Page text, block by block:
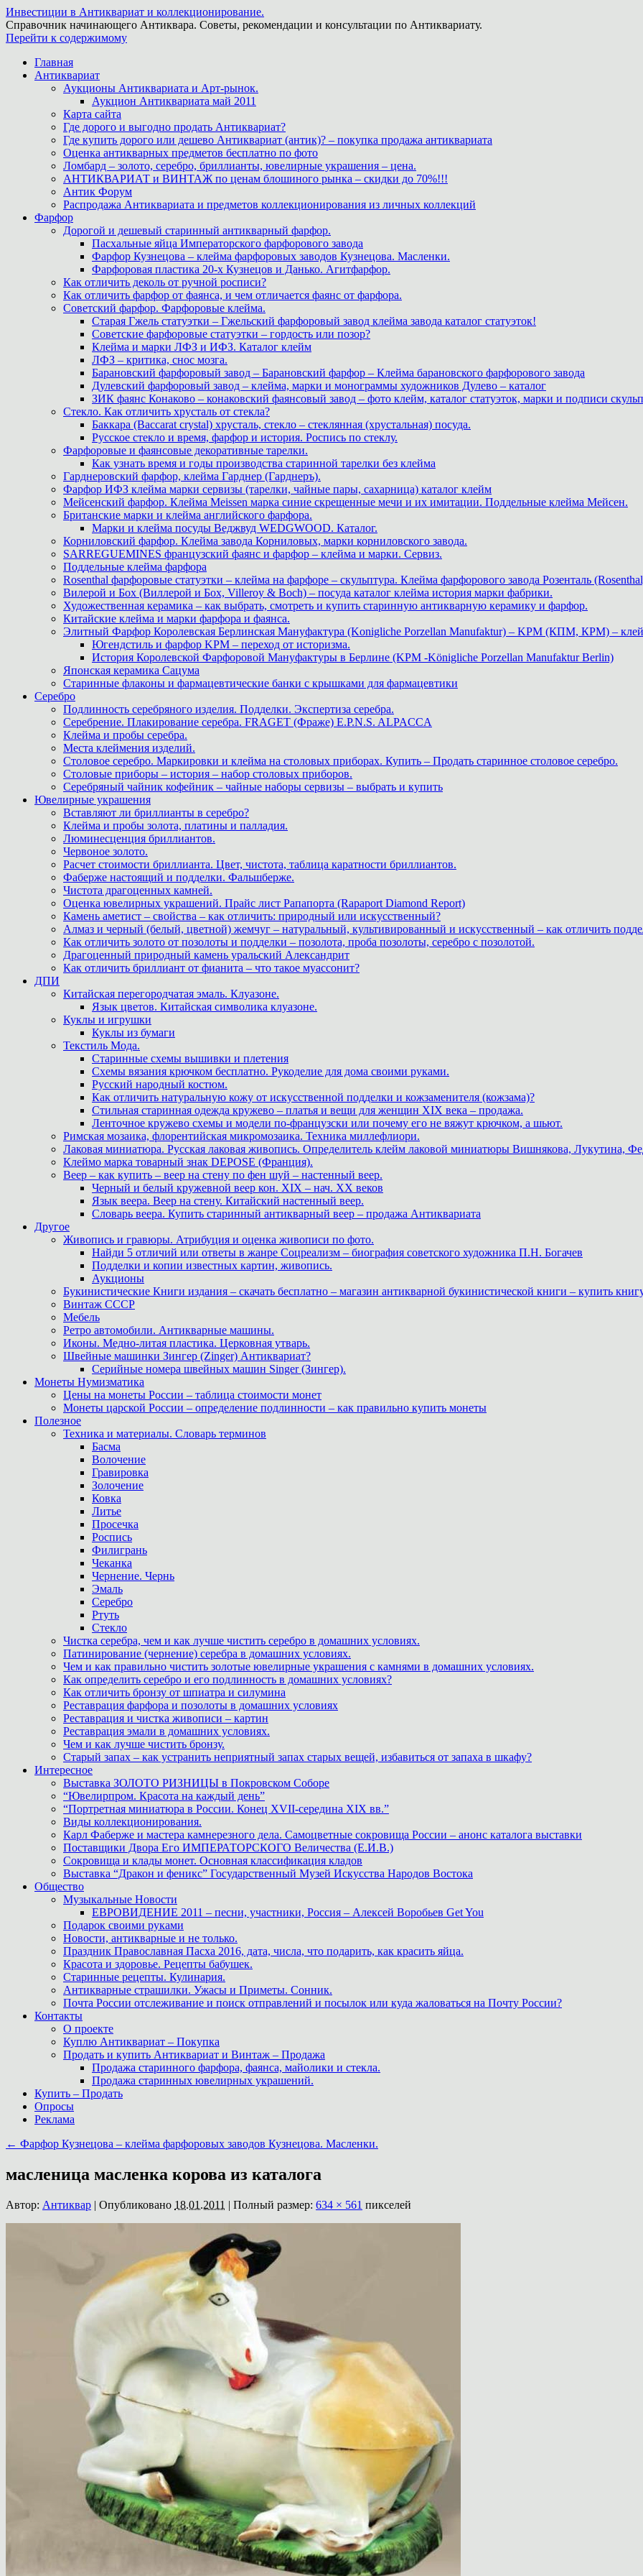
Инвестиции в Антиквариат и коллекционирование.
Справочник начинающего Антиквара. Советы, рекомендации и консультации по Антиквариату.
Перейти к содержимому
Главная
Антиквариат
Аукционы Антиквариата и Арт-рынок.
Аукцион Антиквариата май 2011
Карта сайта
Где дорого и выгодно продать Антиквариат?
Где купить дорого или дешево Антиквариат (антик)? – покупка продажа антиквариата
Оценка антикварных предметов бесплатно по фото
Ломбард – золото, серебро, бриллианты, ювелирные украшения – цена.
АНТИКВАРИАТ и ВИНТАЖ по ценам блошиного рынка – скидки до 70%!!!
Антик Форум
Распродажа Антиквариата и предметов коллекционирования из личных коллекций
Фарфор
Дорогой и дешевый старинный антикварный фарфор.
Пасхальные яйца Императорского фарфорового завода
Фарфор Кузнецова – клейма фарфоровых заводов Кузнецова. Масленки.
Фарфоровая пластика 20-х Кузнецов и Данько. Агитфарфор.
Как отличить деколь от ручной росписи?
Как отличить фарфор от фаянса, и чем отличается фаянс от фарфора.
Советский фарфор. Фарфоровые клейма.
Старая Гжель статуэтки – Гжельский фарфоровый завод клейма завода каталог статуэток!
Советские фарфоровые статуэтки – гордость или позор?
Клейма и марки ЛФЗ и ИФЗ. Каталог клейм
ЛФЗ – критика, снос мозга.
Барановский фарфоровый завод – Барановский фарфор – Клейма барановского фарфорового завода
Дулевский фарфоровый завод – клейма, марки и монограммы художников Дулево – каталог
ЗИК фаянс Конаково – конаковский фаянсовый завод – фото клейм, каталог статуэток, марки и подписи
Стекло. Как отличить хрусталь от стекла?
Баккара (Baccarat crystal) хрусталь, стекло – стеклянная (хрустальная) посуда.
Русское стекло и время, фарфор и история. Роспись по стеклу.
Фарфоровые и фаянсовые декоративные тарелки.
Как узнать время и годы производства старинной тарелки без клейма
Гарднеровский фарфор, клейма Гарднер (Гарднеръ).
Фарфор ИФЗ клейма марки сервизы (тарелки, чайные пары, сахарница) каталог клейм
Мейсенский фарфор. Клейма Meissen марка синие скрещенные мечи и их имитации. Поддельные клейма Мейсен.
Британские марки и клейма английского фарфора.
Марки и клейма посуды Веджвуд WEDGWOOD. Каталог.
Корниловский фарфор. Клейма завода Корниловых, марки корниловского завода.
SARREGUEMINES французский фаянс и фарфор – клейма и марки. Сервиз.
Поддельные клейма фарфора
Rosenthal фарфоровые статуэтки – клейма на фарфоре – скульптура. Клейма фарфорового завода Розенталь
Вилерой и Бох (Виллерой и Бох, Villeroy & Boch) – посуда каталог клейма история марки фабрики.
Художественная керамика – как выбрать, смотреть и купить старинную антикварную керамику и фарфор.
Китайские клейма и марки фарфора и фаянса.
Элитный Фарфор Королевская Берлинская Мануфактура (Konigliche Porzellan Manufaktur) – KPM (КПМ, КРМ) –
Югендстиль и фарфор KPM – переход от историзма.
История Королевской Фарфоровой Мануфактуры в Берлине (KPM -Königliche Porzellan Manufaktur Berlin)
Японская керамика Сацума
Старинные флаконы и фармацевтические банки с крышками для фармацевтики
Серебро
Подлинность серебряного изделия. Подделки. Экспертиза серебра.
Серебрение. Плакирование серебра. FRAGET (Фраже) E.P.N.S. ALPACCA
Клейма и пробы серебра.
Места клеймения изделий.
Столовое серебро. Маркировки и клейма на столовых приборах. Купить – Продать старинное столовое серебро.
Столовые приборы – история – набор столовых приборов.
Серебряный чайник кофейник – чайные наборы сервизы – выбрать и купить
Ювелирные украшения
Вставляют ли бриллианты в серебро?
Клейма и пробы золота, платины и палладия.
Люминесценция бриллиантов.
Червоное золото.
Расчет стоимости бриллианта. Цвет, чистота, таблица каратности бриллиантов.
Фаберже настоящий и подделки. Фальшберже.
Чистота драгоценных камней.
Оценка ювелирных украшений. Прайс лист Рапапорта (Rapaport Diamond Report)
Камень аметист – свойства – как отличить: природный или искусственный?
Алмаз и черный (белый, цветной) жемчуг – натуральный, культивированный и искусственный – как отличить
Как отличить золото от позолоты и подделки – позолота, проба позолоты, серебро с позолотой.
Драгоценный природный камень уральский Александрит
Как отличить бриллиант от фианита – что такое муассонит?
ДПИ
Китайская перегородчатая эмаль. Клуазоне.
Язык цветов. Китайская символика клуазоне.
Куклы и игрушки
Куклы из бумаги
Текстиль Мода.
Старинные схемы вышивки и плетения
Схемы вязания крючком бесплатно. Рукоделие для дома своими руками.
Русский народный костюм.
Как отличить натуральную кожу от искусственной подделки и кожзаменителя (кожзама)?
Стильная старинная одежда кружево – платья и вещи для женщин XIX века – продажа.
Ленточное кружево схемы и модели по-французски или почему его не вяжут крючком, а шьют.
Римская мозаика, флорентийская микромозаика. Техника миллефлиори.
Лаковая миниатюра. Русская лаковая живопись. Определитель клейм лаковой миниатюры Вишнякова, Лукутина,
Клеймо марка товарный знак DEPOSE (Франция).
Веер – как купить – веер на стену по фен шуй – настенный веер.
Черный и белый кружевной веер кон. XIX – нач. XX веков
Язык веера. Веер на стену. Китайский настенный веер.
Словарь веера. Купить старинный антикварный веер – продажа Антиквариата
Другое
Живопись и гравюры. Атрибуция и оценка живописи по фото.
Найди 5 отличий или ответы в жанре Соцреализм – биография советского художника П.Н. Богачев
Подделки и копии известных картин, живопись.
Аукционы
Букинистические Книги издания – скачать бесплатно – магазин антикварной букинистической книги – купить
Винтаж СССР
Мебель
Ретро автомобили. Антикварные машины.
Иконы. Медно-литая пластика. Церковная утварь.
Швейные машинки Зингер (Zinger) Антиквариат?
Серийные номера швейных машин Singer (Зингер).
Монеты Нумизматика
Цены на монеты России – таблица стоимости монет
Монеты царской России – определение подлинности – как правильно купить монеты
Полезное
Техника и материалы. Словарь терминов
Басма
Волочение
Гравировка
Золочение
Ковка
Литье
Просечка
Роспись
Филигрань
Чеканка
Чернение. Чернь
Эмаль
Серебро
Ртуть
Стекло
Чистка серебра, чем и как лучше чистить серебро в домашних условиях.
Патинирование (чернение) серебра в домашних условиях.
Чем и как правильно чистить золотые ювелирные украшения с камнями в домашних условиях.
Как определить серебро и его подлинность в домашних условиях?
Как отличить бронзу от шпиатра и силумина
Реставрация фарфора и позолоты в домашних условиях
Реставрация и чистка живописи – картин
Реставрация эмали в домашних условиях.
Чем и как лучше чистить бронзу.
Старый запах – как устранить неприятный запах старых вещей, избавиться от запаха в шкафу?
Интересное
Выставка ЗОЛОТО РИЗНИЦЫ в Покровском Соборе
“Ювелирпром. Красота на каждый день”
“Портретная миниатюра в России. Конец XVII-середина XIX вв.”
Виды коллекционирования.
Карл Фаберже и мастера камнерезного дела. Самоцветные сокровища России – анонс каталога выставки
Поставщики Двора Его ИМПЕРАТОРСКОГО Величества (Е.И.В.)
Сокровища и клады монет. Основная классификация кладов
Выставка “Дракон и феникс” Государственный Музей Искусства Народов Востока
Общество
Музыкальные Новости
ЕВРОВИДЕНИЕ 2011 – песни, участники, Россия – Алексей Воробьев Get You
Подарок своими руками
Новости, антикварные и не только.
Праздник Православная Пасха 2016, дата, числа, что подарить, как красить яйца.
Красота и здоровье. Рецепты бабушек.
Старинные рецепты. Кулинария.
Антикварные страшилки. Ужасы и Приметы. Сонник.
Почта России отслеживание и поиск отправлений и посылок или куда жаловаться на Почту России?
Контакты
О проекте
Куплю Антиквариат – Покупка
Продать и купить Антиквариат и Винтаж – Продажа
Продажа старинного фарфора, фаянса, майолики и стекла.
Продажа старинных ювелирных украшений.
Купить – Продать
Опросы
Реклама
← Фарфор Кузнецова – клейма фарфоровых заводов Кузнецова. Масленки.
масленица масленка корова из каталога
Автор: Антиквар | Опубликовано 18.01.2011 | Полный размер: 634 × 561 пикселей